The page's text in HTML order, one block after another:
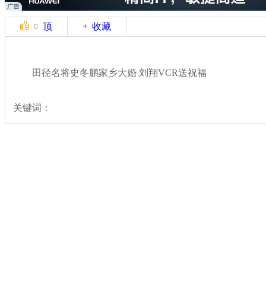
0 顶 收藏
田径名将史冬鹏家乡大婚 刘翔VCR送祝福
关键词：